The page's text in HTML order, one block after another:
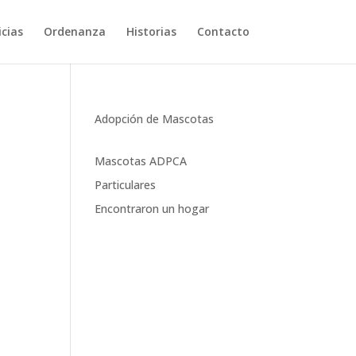
Ordenanza Historias Contacto
Adopción de Mascotas
Mascotas ADPCA
Particulares
Encontraron un hogar